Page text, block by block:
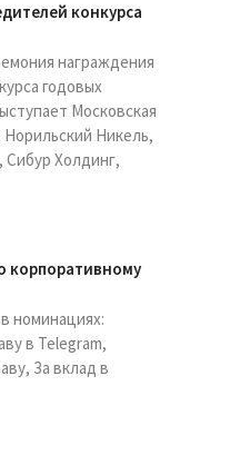
конкурса
награждения
годовых
Московская
Норильский Никель,
Сибур Холдинг,
корпоративному
номинациях:
в Telegram,
За вклад в